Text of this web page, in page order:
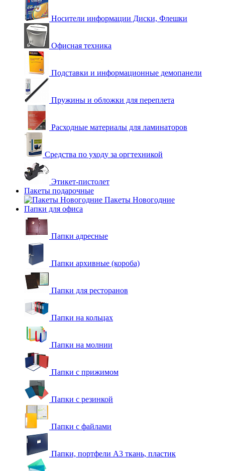
Носители информации Диски, Флешки
Офисная техника
Подставки и информационные демопанели
Пружины и обложки для переплета
Расходные материалы для ламинаторов
Средства по уходу за оргтехникой
Этикет-пистолет
Пакеты подарочные
Пакеты Новогодние
Папки для офиса
Папки адресные
Папки архивные (короба)
Папки для ресторанов
Папки на кольцах
Папки на молнии
Папки с прижимом
Папки с резинкой
Папки с файлами
Папки, портфели А3 ткань, пластик